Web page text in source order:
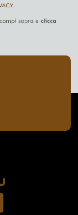
.
sopra e clicca